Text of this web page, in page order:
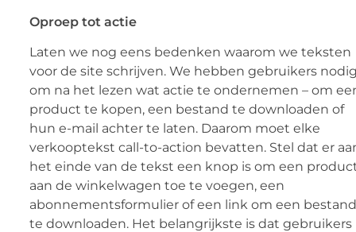
Oproep tot actie
Laten we nog eens bedenken waarom we teksten
voor de site schrijven. We hebben gebruikers
om na het lezen wat actie te ondernemen – om
​​product te kopen, een bestand te downloaden of
hun e-mail achter te laten. Daarom moet elke
verkooptekst call-to-action bevatten. Stel dat er
het einde van de tekst een knop is om een
aan de winkelwagen toe te voegen, een
abonnementsformulier of een link om een ​​bestand
te downloaden. Het belangrijkste is dat gebruikers